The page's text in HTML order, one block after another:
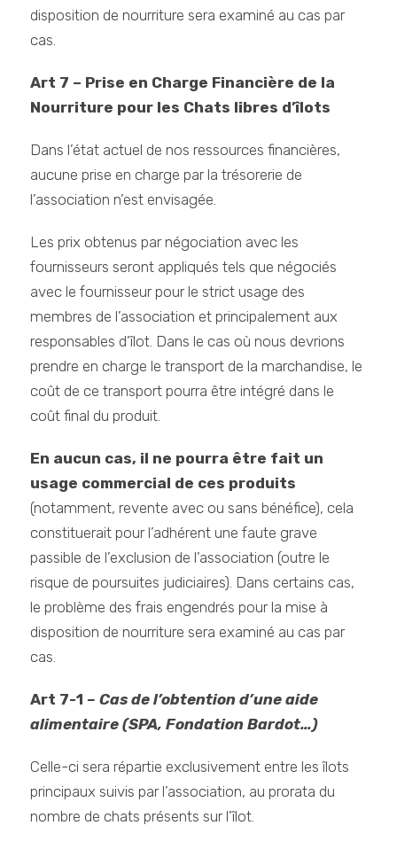
disposition de nourriture sera examiné au cas par
cas.
Art 7 – Prise en Charge Financière de la
Nourriture pour les Chats libres d’îlots
Dans l’état actuel de nos ressources financières,
aucune prise en charge par la trésorerie de
l’association n’est envisagée.
Les prix obtenus par négociation avec les
fournisseurs seront appliqués tels que négociés
avec le fournisseur pour le strict usage des
membres de l’association et principalement aux
responsables d’îlot. Dans le cas où nous devrions
prendre en charge le transport de la marchandise, le
coût de ce transport pourra être intégré dans le
coût final du produit.
En aucun cas, il ne pourra être fait un
usage commercial de ces produits
(notamment, revente avec ou sans bénéfice), cela
constituerait pour l’adhérent une faute grave
passible de l’exclusion de l’association (outre le
risque de poursuites judiciaires). Dans certains cas,
le problème des frais engendrés pour la mise à
disposition de nourriture sera examiné au cas par
cas.
Art 7-1 – Cas de l’obtention d’une aide
alimentaire (SPA, Fondation Bardot…)
Celle-ci sera répartie exclusivement entre les îlots
principaux suivis par l’association, au prorata du
nombre de chats présents sur l’îlot.